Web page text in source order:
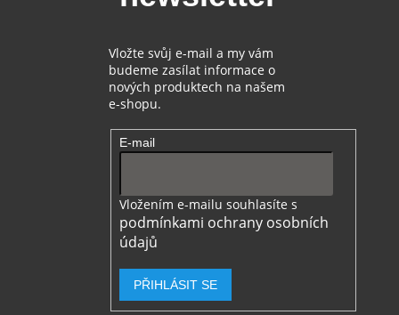
Vložte svůj e-mail a my vám
budeme zasílat informace o
nových produktech na našem
e-shopu.
E-mail
Vložením e-mailu souhlasíte s
podmínkami ochrany osobních
údajů
PŘIHLÁSIT SE